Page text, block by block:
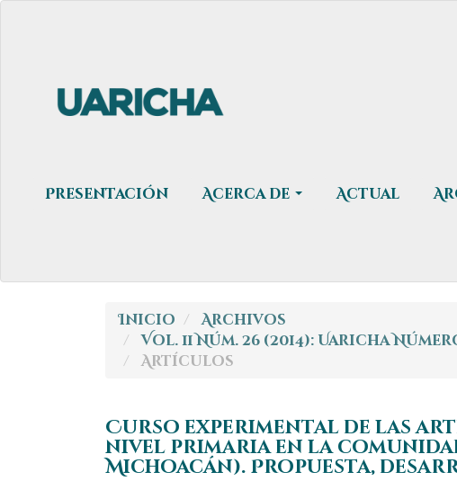
Barra
lateral
Presentación Acerca de Actual
Inicio
Archivos
Vol. 11 Núm. 26 (2014): Uaricha
Artículos
Curso experimental de las
nivel primaria en la
Michoacán). Propuesta,